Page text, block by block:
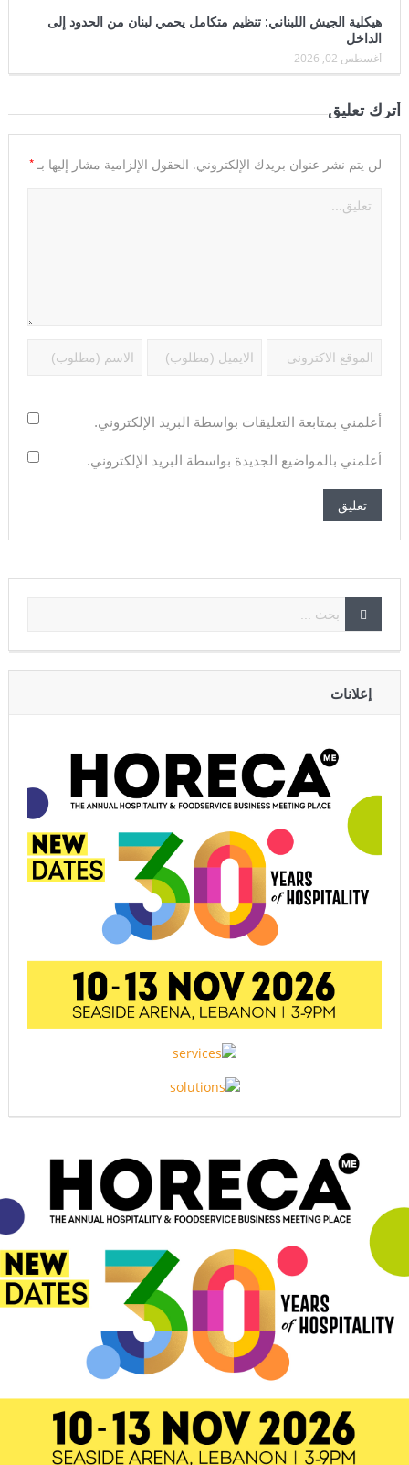
هيكلية الجيش اللبناني: تنظيم متكامل يحمي لبنان من الحدود إلى
الداخل
أغسطس 02, 2026
أترك تعليق
لن يتم نشر عنوان بريدك الإلكتروني. الحقول الإلزامية مشار إليها بـ *
أعلمني بمتابعة التعليقات بواسطة البريد الإلكتروني.
أعلمني بالمواضيع الجديدة بواسطة البريد الإلكتروني.
إعلانات